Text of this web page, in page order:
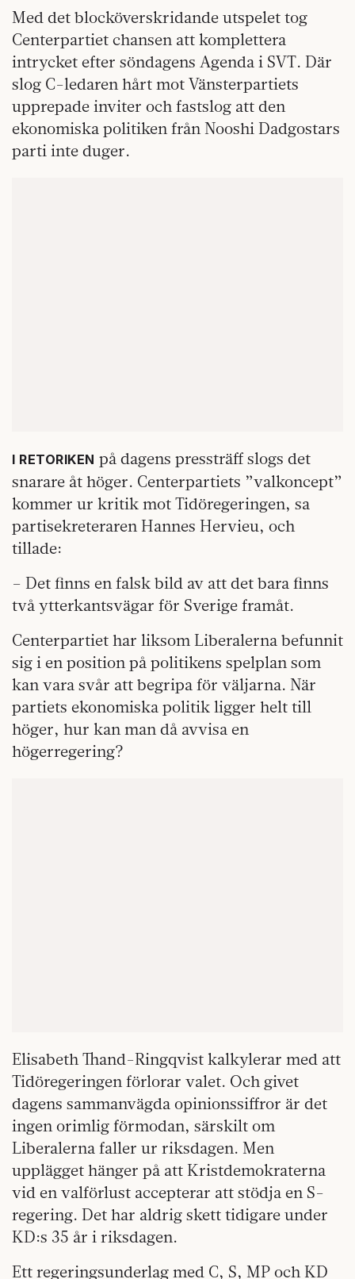
Med det blocköverskridande utspelet tog
Centerpartiet chansen att komplettera
intrycket efter söndagens Agenda i SVT. Där
slog C-ledaren hårt mot Vänsterpartiets
upprepade inviter och fastslog att den
ekonomiska politiken från Nooshi Dadgostars
parti inte duger.
I RETORIKEN på dagens pressträff slogs det
snarare åt höger. Centerpartiets ”valkoncept”
kommer ur kritik mot Tidöregeringen, sa
partisekreteraren Hannes Hervieu, och
tillade:
– Det finns en falsk bild av att det bara finns
två ytterkantsvägar för Sverige framåt.
Centerpartiet har liksom Liberalerna befunnit
sig i en position på politikens spelplan som
kan vara svår att begripa för väljarna. När
partiets ekonomiska politik ligger helt till
höger, hur kan man då avvisa en
högerregering?
Elisabeth Thand-Ringqvist kalkylerar med att
Tidöregeringen förlorar valet. Och givet
dagens sammanvägda opinionssiffror är det
ingen orimlig förmodan, särskilt om
Liberalerna faller ur riksdagen. Men
upplägget hänger på att Kristdemokraterna
vid en valförlust accepterar att stödja en S-
regering. Det har aldrig skett tidigare under
KD:s 35 år i riksdagen.
Ett regeringsunderlag med C, S, MP och KD